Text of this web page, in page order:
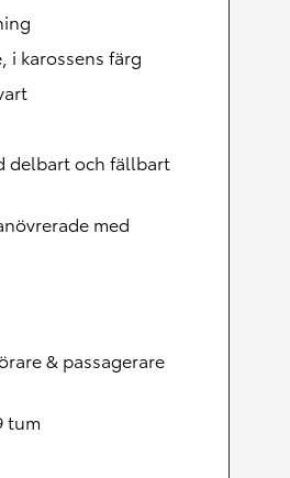
i karossens färg
delbart och fällbart
med
& passagerare
tum